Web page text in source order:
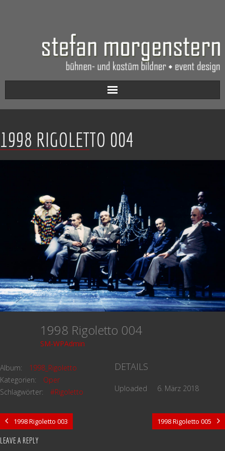
Aktuell
Werkverzeichnis
Biografie
1998 RIGOLETTO 004
1998 Rigoletto 004
SM-WPAdmin
Album:
1998_Rigoletto
Kategorien:
Oper
Schlagwörter:
#Rigoletto
DETAILS
Uploaded 6. März 2018
1998 Rigoletto 003 1998 Rigoletto 005
LEAVE A REPLY